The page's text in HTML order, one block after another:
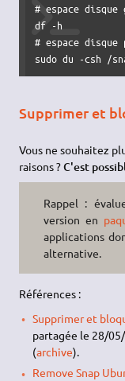
# espace disque
df -h
# espace disque
sudo du -csh /
Supprimer et
Vous ne souhaitez
raisons ?C'est
Rappel :
version en
applications
alternative.
Références :
Supprimer et
partagée le 28/
(archive).
Remove Snap